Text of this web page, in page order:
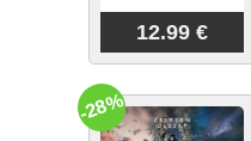
12.99 €
-28%